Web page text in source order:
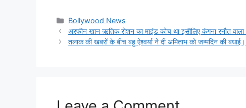
Categories
Bollywood News
अरफीन खान ऋतिक रोशन का माइंड कोच था इसीलिए कंगना रनौत
तलाक की खबरों के बीच बहु ऐश्वर्या ने दी अमिताभ को जन्मदिन की बधाई।